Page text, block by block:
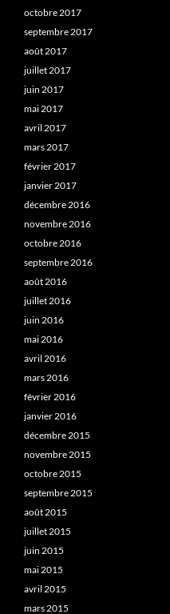
octobre 2017
septembre 2017
août 2017
juillet 2017
juin 2017
mai 2017
avril 2017
mars 2017
février 2017
janvier 2017
décembre 2016
novembre 2016
octobre 2016
septembre 2016
août 2016
juillet 2016
juin 2016
mai 2016
avril 2016
mars 2016
février 2016
janvier 2016
décembre 2015
novembre 2015
octobre 2015
septembre 2015
août 2015
juillet 2015
juin 2015
mai 2015
avril 2015
mars 2015